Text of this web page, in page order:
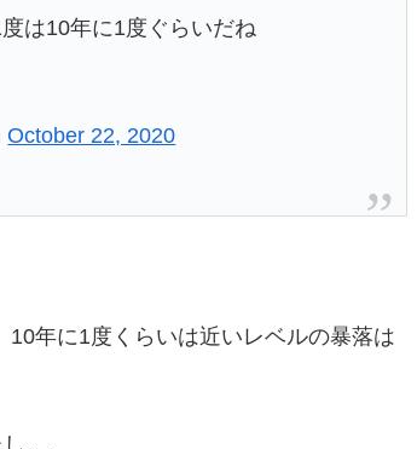
は10年に1度ぐらいだね
October 22, 2020
年に1度くらいは近いレベルの暴落は
。。